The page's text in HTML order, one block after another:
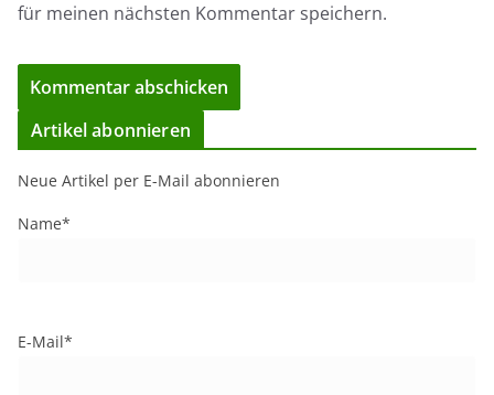
für meinen nächsten Kommentar speichern.
Artikel abonnieren
Neue Artikel per E-Mail abonnieren
Name*
E-Mail*